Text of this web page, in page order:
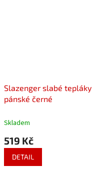
Slazenger slabé tepláky
pánské černé
Skladem
519 Kč
DETAIL